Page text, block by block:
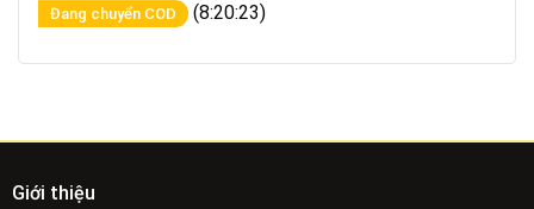
Đang chuyển COD (8:20:23)
Giới thiệu